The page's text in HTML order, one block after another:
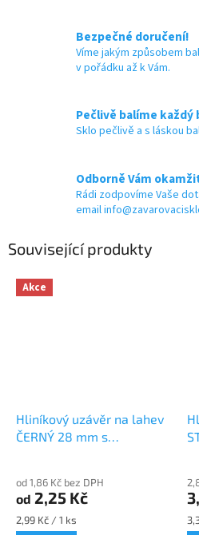
Bezpečné doručení!
Víme jakým způsobem
v pořádku až k Vám.
Pečlivě balíme každý
Sklo pečlivě a s láskou
Odborně Vám
Rádi zodpovíme Vaše
email
Související produkty
Akce
Hliníkový uzávěr na lahev
ČERNÝ 28 mm s
od 1,86 Kč bez DPH
od 2,25 Kč
Měrná
2,99 Kč / 1 ks